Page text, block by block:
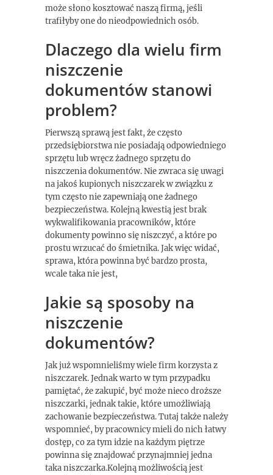
może słono kosztować naszą firmą, jeśli
trafiłyby one do nieodpowiednich osób.
Dlaczego dla wielu firm
niszczenie
dokumentów stanowi
problem?
Pierwszą sprawą jest fakt, że często
przedsiębiorstwa nie posiadają odpowiedniego
sprzętu lub wręcz żadnego sprzętu do
niszczenia dokumentów. Nie zwraca się uwagi
na jakoś kupionych niszczarek w związku z
tym często nie zapewniają one żadnego
bezpieczeństwa. Kolejną kwestią jest brak
wykwalifikowania pracowników, które
dokumenty powinno się niszczyć, a które po
prostu wrzucać do śmietnika. Jak więc widać,
sprawa, która powinna być bardzo prosta,
wcale taka nie jest,
Jakie są sposoby na
niszczenie
dokumentów?
Jak już wspomnieliśmy wiele firm korzysta z
niszczarek. Jednak warto w tym przypadku
pamiętać, że zakupić, być może nieco droższe
niszczarki, jednak takie, które umożliwiają
zachowanie bezpieczeństwa. Tutaj także należy
wspomnieć, by pracownicy mieli do nich łatwy
dostęp, co za tym idzie na każdym piętrze
powinna się znajdować przynajmniej jedna
taka niszczarka.Kolejną możliwością jest